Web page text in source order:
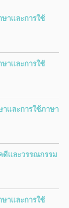
าและการใช้
าและการใช้
และการใช้ภาษา
ดีและวรรณกรรม
าและการใช้